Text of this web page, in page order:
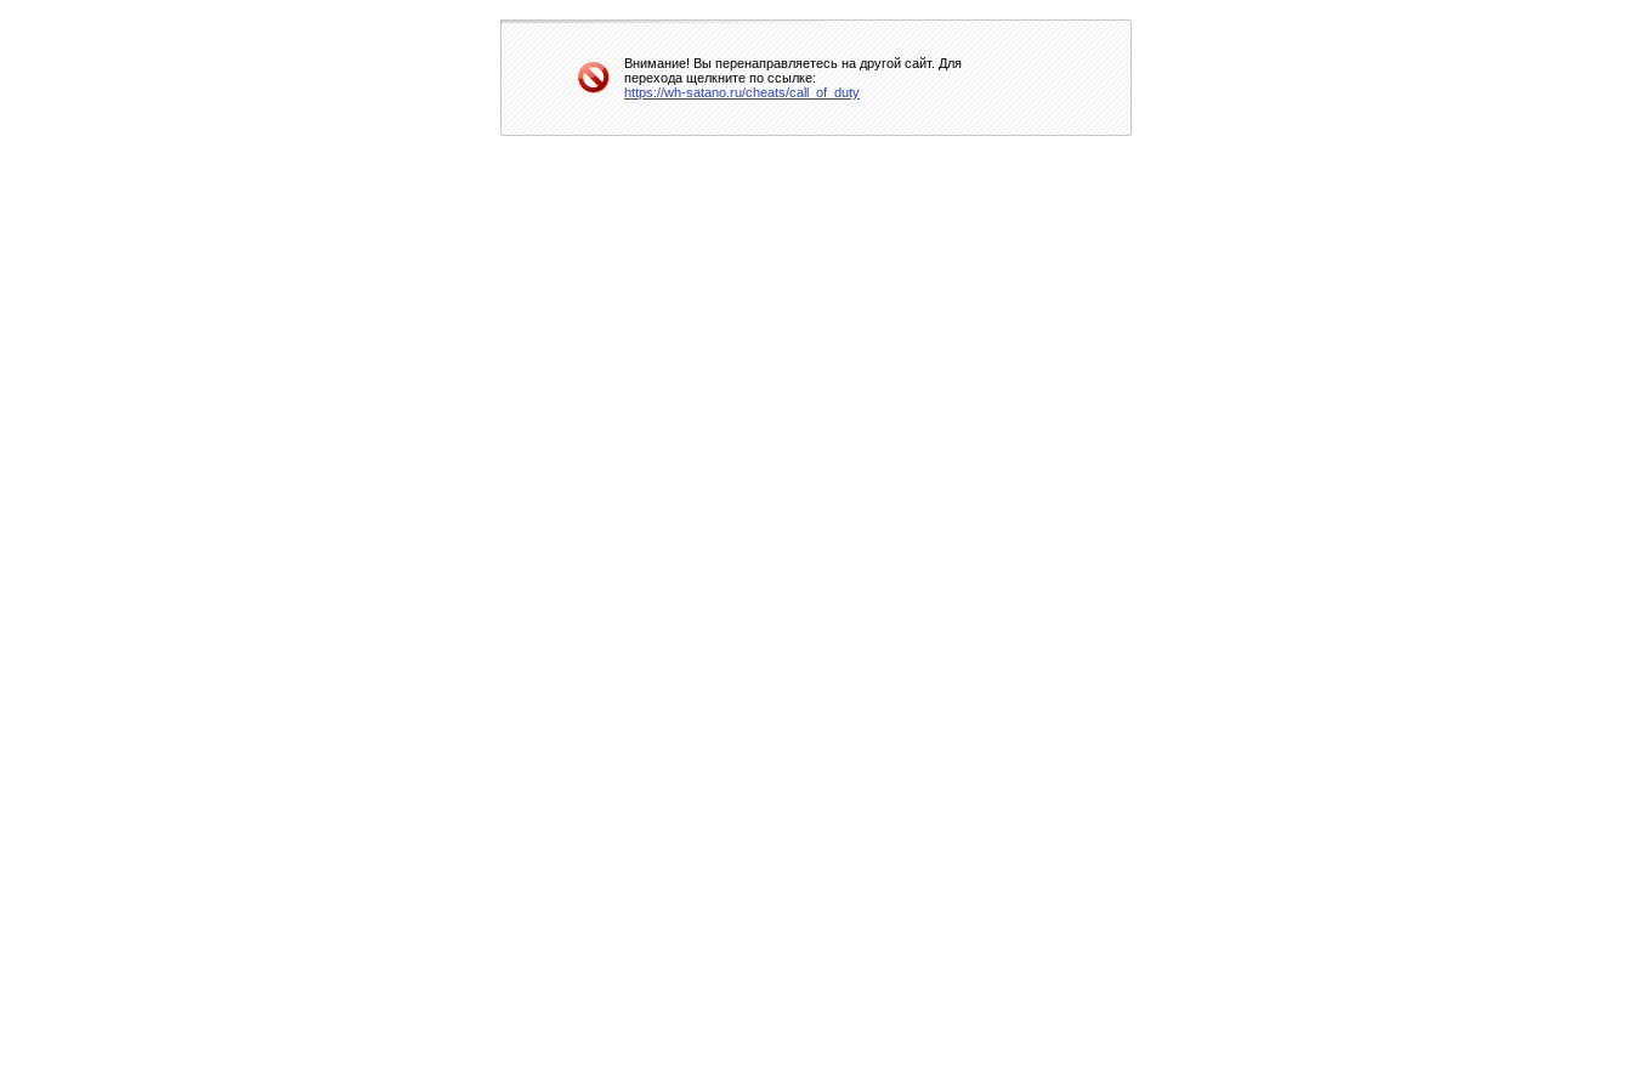
Внимание! Вы перенаправляетесь на другой сайт. Для
перехода щелкните по ссылке:
https://wh-satano.ru/cheats/call_of_duty